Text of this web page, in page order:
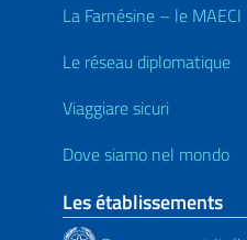
La Farnésine – le MAECI
Le réseau diplomatique
Viaggiare sicuri
Dove siamo nel mondo
Les établissements